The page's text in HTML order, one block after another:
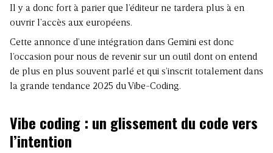
Il y a donc fort à parier que l’éditeur ne tardera plus à en
ouvrir l’accès aux européens.
Cette annonce d’une intégration dans Gemini est donc
l’occasion pour nous de revenir sur un outil dont on entend
de plus en plus souvent parlé et qui s’inscrit totalement dans
la grande tendance 2025 du Vibe-Coding.
Vibe coding : un glissement du code vers
l’intention